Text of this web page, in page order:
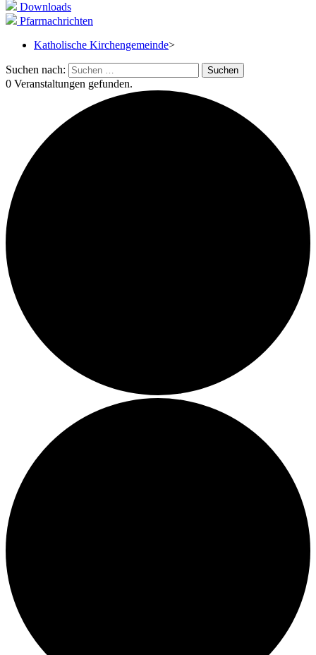
Downloads
Pfarrnachrichten
Katholische Kirchengemeinde>
Suchen nach:
0 Veranstaltungen gefunden.